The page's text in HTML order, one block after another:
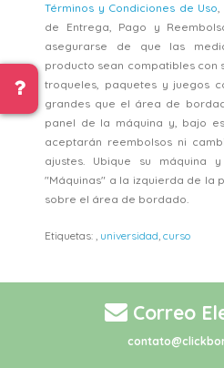
Términos y Condiciones de Uso,
de Entrega, Pago y
asegurarse de que las
producto sean compatibles con
troqueles, paquetes y juegos
grandes que el área de
panel de la máquina y, bajo
aceptarán reembolsos ni
ajustes. Ubique su máquina
"Máquinas" a la izquierda de la
sobre el área de bordado.
Etiquetas:, universidad,curso
Correo